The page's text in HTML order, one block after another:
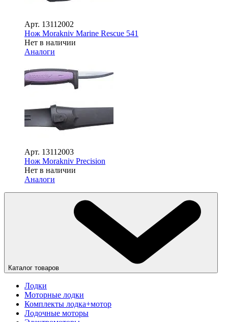
Арт. 13112002
Нож Morakniv Marine Rescue 541
Нет в наличии
Аналоги
Арт. 13112003
Нож Morakniv Precision
Нет в наличии
Аналоги
Каталог товаров
Лодки
Моторные лодки
Комплекты лодка+мотор
Лодочные моторы